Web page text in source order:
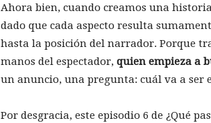
Ahora bien, cuando creamos una
dado que cada aspecto resulta
hasta la posición del narrador. Porque
manos del espectador, quien empieza a
un anuncio, una pregunta: cuál va a ser
Por desgracia, este episodio 6 de ¿Qué